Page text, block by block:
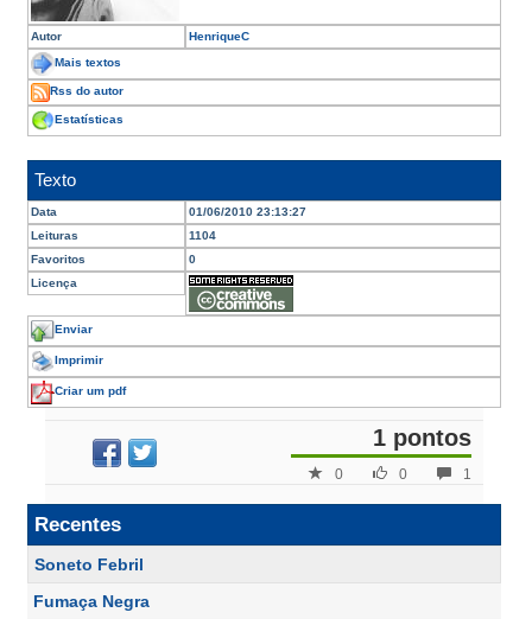
Autor HenriqueC
Mais textos
Rss do autor
Estatísticas
Texto
Data
01/06/2010 23:13:27
Leituras
1104
Favoritos
0
Licença
Enviar
Imprimir
Criar um pdf
1 pontos
1
0
0
Recentes
Soneto Febril
Fumaça Negra